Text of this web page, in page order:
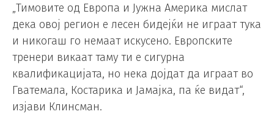
„Тимовите од Европа и Јужна Америка мислат
дека овој регион е лесен бидејќи не играат тука
и никогаш го немаат искусено. Европските
тренери викаат таму ти е сигурна
квалификацијата, но нека дојдат да играат во
Гватемала, Костарика и Јамајка, па ќе видат“,
изјави Клинсман.